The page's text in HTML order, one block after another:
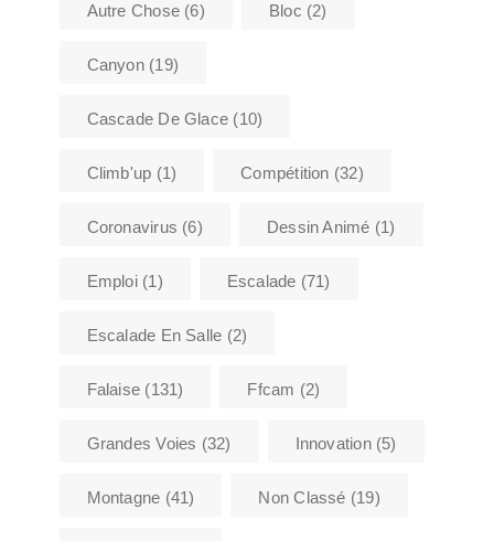
Autre Chose(6) Bloc (2)
Canyon(19)
Cascade De Glace (10)
Climb'up (1) Compétition (32)
Coronavirus (6) Dessin Animé (1)
Emploi(1) Escalade (71)
Escalade En Salle (2)
Falaise (131) Ffcam (2)
Grandes Voies (32) Innovation(5)
Montagne (41) Non Classé (19)